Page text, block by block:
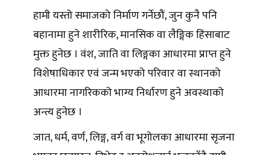
हामी यस्तो समाजको निर्माण गर्नेछौं, जुन कुनै पनि
बहानामा हुने शारीरिक, मानसिक वा लैङ्गिक हिंसाबाट
मुक्त हुनेछ । वंश, जाति वा लिङ्गका आधारमा प्राप्त हुने
विशेषाधिकार एवं जन्म भएको परिवार वा स्थानको
आधारमा नागरिकको भाग्य निर्धारण हुने अवस्थाको
अन्त्य हुनेछ ।
जात, धर्म, वर्ण, लिङ्ग, वर्ग वा भूगोलका आधारमा सृजना